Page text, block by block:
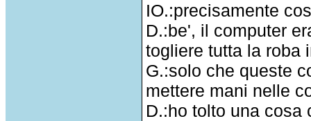
IO.:precisamente
D.:be', il computer
togliere tutta la roba
G.:solo che queste
mettere mani nelle
D.:ho tolto una cosa